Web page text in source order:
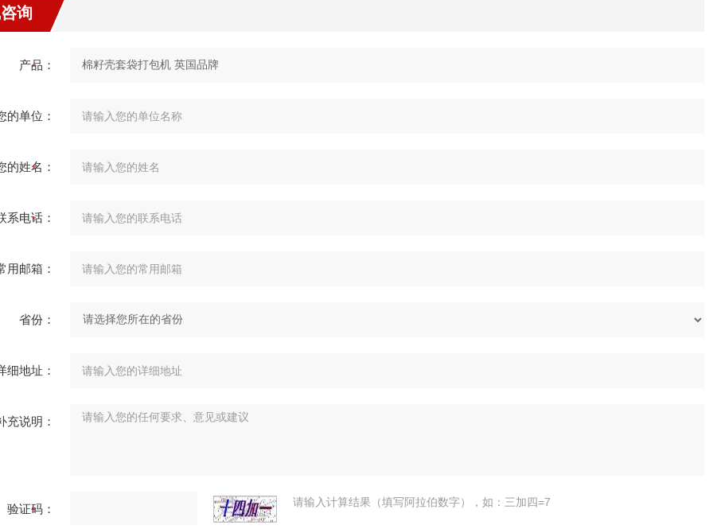
询
产品：
的单位：
的姓名：
系电话：
用邮箱：
省份：
细地址：
充说明：
验证码： 请输入计算结果（填写阿拉伯数字），如：三加四=7